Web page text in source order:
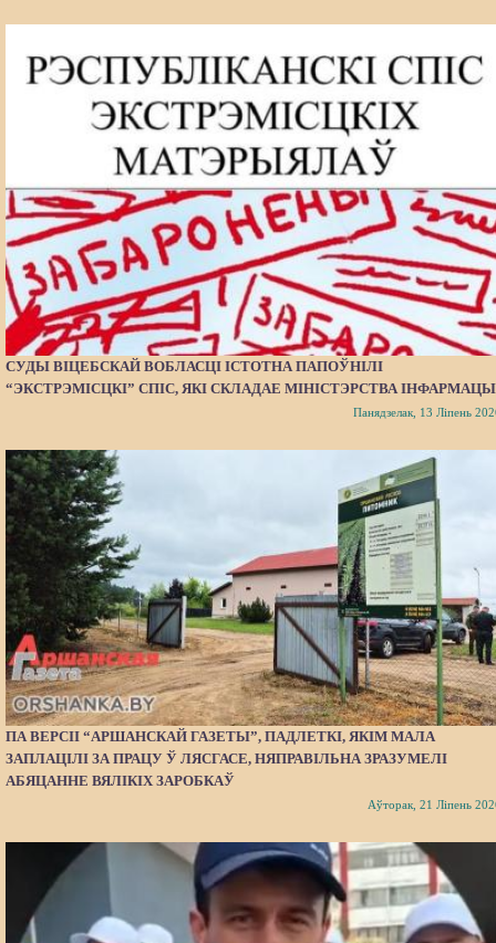
СУДЫ ВІЦЕБСКАЙ ВОБЛАСЦІ ІСТОТНА ПАПОЎНІЛІ
“ЭКСТРЭМІСЦКІ” СПІС, ЯКІ СКЛАДАЕ МІНІСТЭРСТВА
Панядзелак, 13 Ліпень
ПА ВЕРСІІ “АРШАНСКАЙ ГАЗЕТЫ”, ПАДЛЕТКІ, ЯКІМ МАЛА
ЗАПЛАЦІЛІ ЗА ПРАЦУ Ў ЛЯСГАСЕ, НЯПРАВІЛЬНА ЗРАЗУМЕЛІ
АБЯЦАННЕ ВЯЛІКІХ ЗАРОБКАЎ
Аўторак, 21 Ліпень